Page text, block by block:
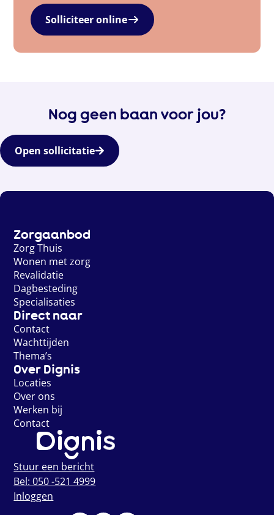
Solliciteer online
Nog geen baan voor jou?
Open sollicitatie
Zorgaanbod
Zorg Thuis
Wonen met zorg
Revalidatie
Dagbesteding
Specialisaties
Direct naar
Contact
Wachttijden
Thema’s
Over Dignis
Locaties
Over ons
Werken bij
Contact
Stuur een bericht
Bel: 050 -521 4999
Inloggen